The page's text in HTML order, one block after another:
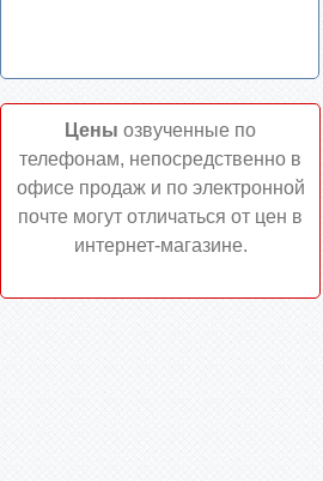
Цены озвученные по
телефонам, непосредственно в
офисе продаж и по электронной
почте могут отличаться от цен в
интернет-магазине.